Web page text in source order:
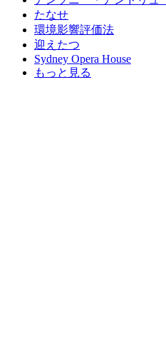
たなせ
環境影響評価法
迎えたつ
Sydney Opera House
もっと見る